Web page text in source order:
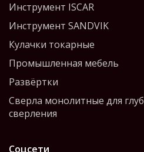
Инструмент ISCAR
Инструмент SANDVIK
Кулачки токарные
Промышленная мебель
Развёртки
Сверла монолитные для
сверления
Соцсети